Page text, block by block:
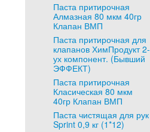
Паста притирочная
Алмазная 80 мкм 40гр
Клапан ВМП
Паста притирочная для
клапанов ХимПродукт 2-
ух компонент. (Бывший
ЭФФЕКТ)
Паста притирочная
Класическая 80 мкм
40гр Клапан ВМП
Паста чистящая для рук
Sprint 0,9 кг (1*12)